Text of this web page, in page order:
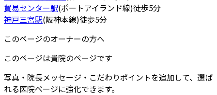
貿易センター駅(ポートアイランド線)徒歩5分
神戸三宮駅(阪神本線)徒歩5分
このページのオーナーの方へ
このページは貴院のページです
写真・院長メッセージ・こだわりポイントを追加して、選ば
れる医院ページに強化できます。